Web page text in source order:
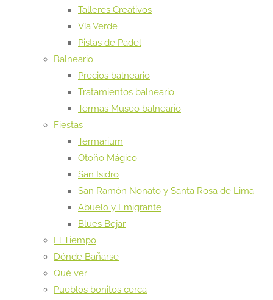
Talleres Creativos
Vía Verde
Pistas de Padel
Balneario
Precios balneario
Tratamientos balneario
Termas Museo balneario
Fiestas
Termarium
Otoño Mágico
San Isidro
San Ramón Nonato y Santa Rosa de Lima
Abuelo y Emigrante
Blues Bejar
El Tiempo
Dónde Bañarse
Qué ver
Pueblos bonitos cerca